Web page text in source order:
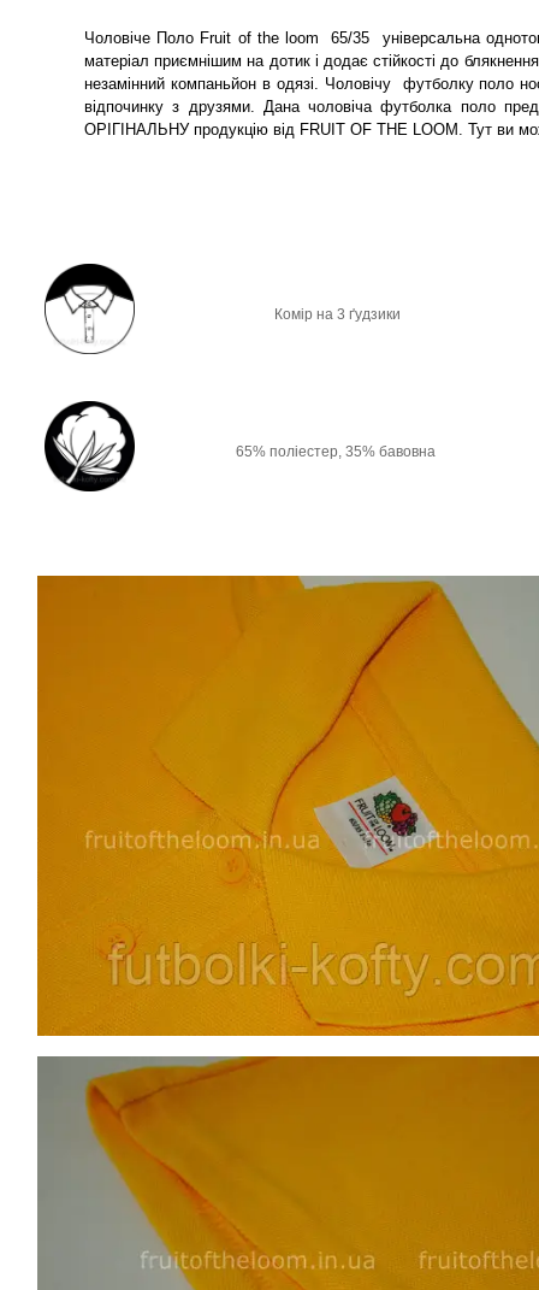
Чоловіче Поло Fruit of the loom 65/35 універсальна
матеріал приємнішим на дотик і додає стійкості до
незамінний компаньйон в одязі. Чоловічу футболку поло
відпочинку з друзями. Дана чоловіча футболка поло
ОРІГІНАЛЬНУ продукцію від FRUIT OF THE LOOM. Тут ви
Комір на 3 ґудзики
65% поліестер, 35% бавовна